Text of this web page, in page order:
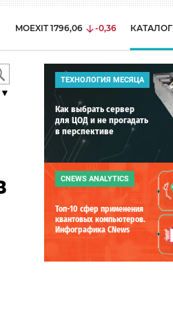
MOEXIT 1796,06 -0,36 КАТАЛОГ
▼
ТЕХНОЛОГИЯ МЕСЯЦА
Как выбрать сервер
для ЦОД и не прогадать
в перспективе
CNEWS ANALYTICS
Топ-10 сфер применения
квантовых компьютеров.
Инфографика CNews